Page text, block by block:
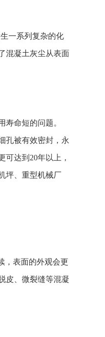
一系列复杂的化
混凝土灰尘从表面
命短的问题。
孔被有效密封，永
达到20年以上，
坪、重型机械厂
，表面的外观会更
皮、微裂缝等混凝